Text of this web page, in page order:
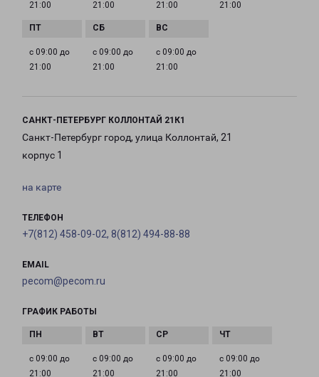
21:00
21:00
21:00
21:00
с 09:00 до
21:00
с 09:00 до
21:00
с 09:00 до
21:00
САНКТ-ПЕТЕРБУРГ КОЛЛОНТАЙ 21К1
Санкт-Петербург город, улица Коллонтай, 21
корпус 1
на карте
ТЕЛЕФОН
+7(812) 458-09-02, 8(812) 494-88-88
EMAIL
pecom@pecom.ru
ГРАФИК РАБОТЫ
с 09:00 до
21:00
с 09:00 до
21:00
с 09:00 до
21:00
с 09:00 до
21:00